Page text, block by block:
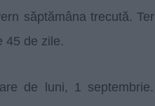
săptămâna trecută.
45 de zile.
de luni, 1